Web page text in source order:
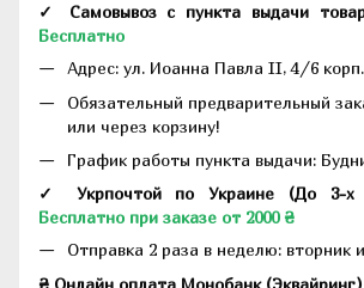
✓ Самовывоз с пункта выдачи
Бесплатно
Адрес: ул. Иоанна Павла II, 4/6 корп.
Обязательный предварительный
или через корзину!
График работы пункта выдачи:
✓ Укрпочтой по Украине (До 3-х
Бесплатно при заказе от 2000 ₴
Отправка 2 раза в неделю: вторник
₴ Онлайн оплата Монобанк (Эквайринг)